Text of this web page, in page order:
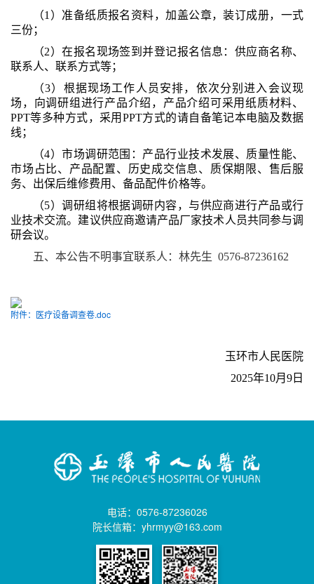
（1）准备纸质报名资料，加盖公章，装订成册，一式
三份；
（2）在报名现场签到并登记报名信息：供应商名称、
联系人、联系方式等；
（3）根据现场工作人员安排，依次分别进入会议现
场，向调研组进行产品介绍，产品介绍可采用纸质材料、
PPT等多种方式，采用PPT方式的请自备笔记本电脑及数据
线；
（4）市场调研范围：产品行业技术发展、质量性能、
市场占比、产品配置、历史成交信息、质保期限、售后服
务、出保后维修费用、备品配件价格等。
（5）调研组将根据调研内容，与供应商进行产品或行
业技术交流。建议供应商邀请产品厂家技术人员共同参与调
研会议。
五、本公告不明事宜联系人：林先生 0576-87236162
附件：医疗设备调查卷.doc
玉环市人民医院
2025年10月 9 日
电话：0576-87236026
院长信箱：yhrmyy@163.com